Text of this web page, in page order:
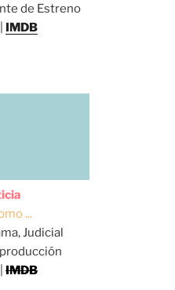
de Estreno
IMDB
...
Judicial
IMDB